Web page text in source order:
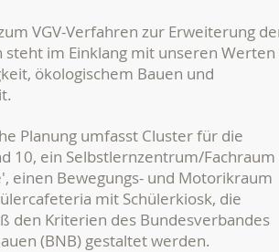
VGV-Verfahren zur Erweiterung
steht im Einklang mit unseren Werten
ökologischem Bauen und
Planung umfasst Cluster für die
10, ein Selbstlernzentrum/Fachraum
einen Bewegungs- und Motorikraum
mit Schülerkiosk, die
den Kriterien des Bundesverbandes
(BNB) gestaltet werden.